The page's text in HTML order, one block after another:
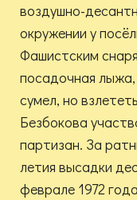
воздушно-
окружении у
Фашистским
посадочная
сумел, но
Безбокова
партизан. За
летия высадки
феврале 1972